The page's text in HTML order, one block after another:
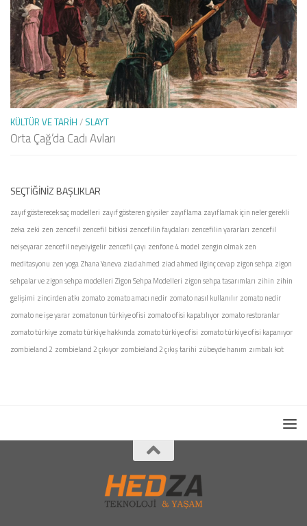
KÜLTÜR VE TARIH / SLAYT
Orta Çağ’da Cadı Avları
SEÇTIĞINIZ BAŞLIKLAR
zayıf gösterecek saç modelleri zayıf gösteren giysiler zayıflama zayıflamak için neler gerekli
zeka zeki zen zencefil zencefil bitkisi zencefilin faydaları zencefilin yararları zencefil
neişeyarar zencefil neyeiyigelir zencefil çayı zenfone 4 model zengin olmak zen
meditasyonu zen yogaZhana Yaneva ziad ahmed ziad ahmed ilginç cevap zigon sehpa zigon
sehpalar ve zigon sehpa modelleri Zigon Sehpa Modelleri zigon sehpa tasarımları zihin zihin
gelişimi zincirden atkı zomato zomato amacı nedir zomato nasıl kullanılır zomato nedir
zomato ne işe yarar zomatonun türkiye ofisi zomato ofisi kapatılıyor zomato restoranlar
zomato türkiye zomato türkiye hakkında zomato türkiye ofisi zomato türkiye ofisi kapanıyor
zombieland 2 zombieland 2 çıkıyor zombieland 2 çıkış tarihi zübeyde hanım zımbalı kot